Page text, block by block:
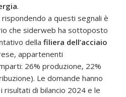
.
a questi segnali è
che siderweb ha sottoposto
della filiera dell’acciaio
appartenenti
26% produzione, 22%
Le domande hanno
di bilancio 2024 e le